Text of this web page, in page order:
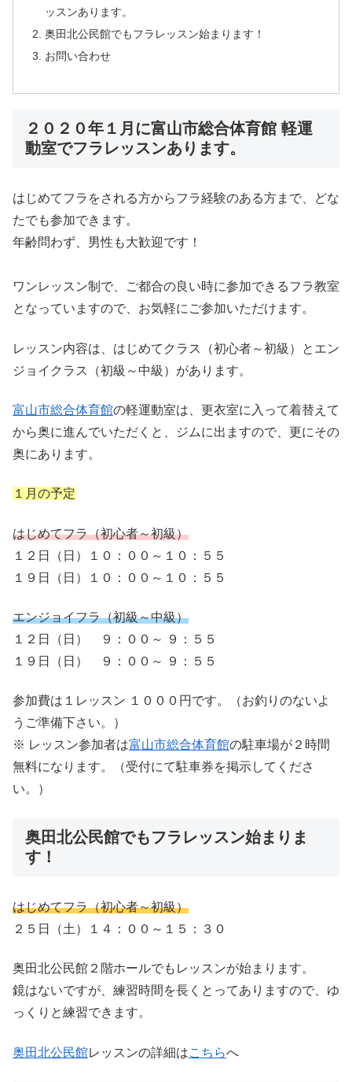
ッスンあります。
奥田北公民館でもフラレッスン始まります！
お問い合わせ
２０２０年１月に富山市総合体育館 軽運
動室でフラレッスンあります。
はじめてフラをされる方からフラ経験のある方まで、どな
たでも参加できます。
年齢問わず、男性も大歓迎です！
ワンレッスン制で、ご都合の良い時に参加できるフラ教室
となっていますので、お気軽にご参加いただけます。
レッスン内容は、はじめてクラス（初心者～初級）とエン
ジョイクラス（初級～中級）があります。
富山市総合体育館の軽運動室は、更衣室に入って着替えて
から奥に進んでいただくと、ジムに出ますので、更にその
奥にあります。
１月の予定
はじめてフラ（初心者～初級）
１２日（日）１０：００～１０：５５
１９日（日）１０：００～１０：５５
エンジョイフラ（初級～中級）
１２日（日） ９：００～ ９：５５
１９日（日） ９：００～ ９：５５
参加費は１レッスン １０００円です。（お釣りのないよ
うご準備下さい。）
※ レッスン参加者は富山市総合体育館の駐車場が２時間
無料になります。（受付にて駐車券を掲示してくださ
い。）
奥田北公民館でもフラレッスン始まりま
す！
はじめてフラ（初心者～初級）
２５日（土）１４：００～１５：３０
奥田北公民館２階ホールでもレッスンが始まります。
鏡はないですが、練習時間を長くとってありますので、ゆ
っくりと練習できます。
奥田北公民館レッスンの詳細はこちらへ